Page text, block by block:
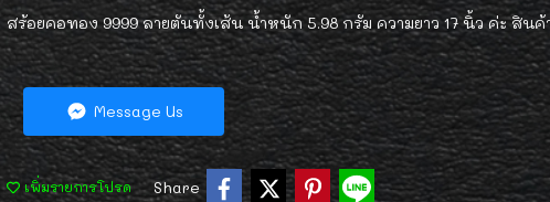
สร้อยคอทอง 9999 ลายตันทั้งเส้น น้ำหนัก 5.98 กรัม ความยาว 17 นิ้ว ค่ะ สินค้
Message Us
เพิ่มรายการโปรด Share